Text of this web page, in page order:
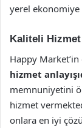
yerel ekonomiye
Kaliteli Hizmet
Happy
hizmet
memnuniyetini
hizmet
onlara en iyi